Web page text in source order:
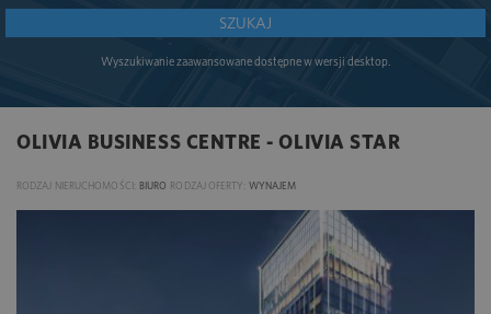
SZUKAJ
Wyszukiwanie zaawansowane dostępne w wersji desktop.
OLIVIA BUSINESS CENTRE - OLIVIA STAR
RODZAJ NIERUCHOMOŚCI: BIURO RODZAJ OFERTY: WYNAJEM